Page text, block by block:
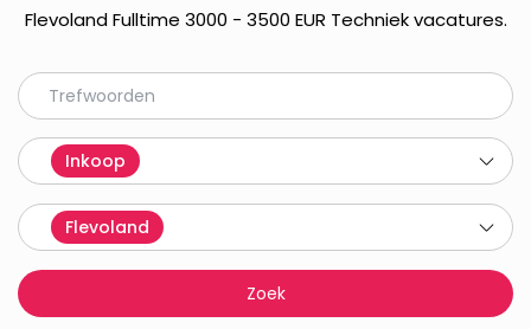
Flevoland Fulltime 3000 - 3500 EUR Techniek vacatures.
Inkoop
Flevoland